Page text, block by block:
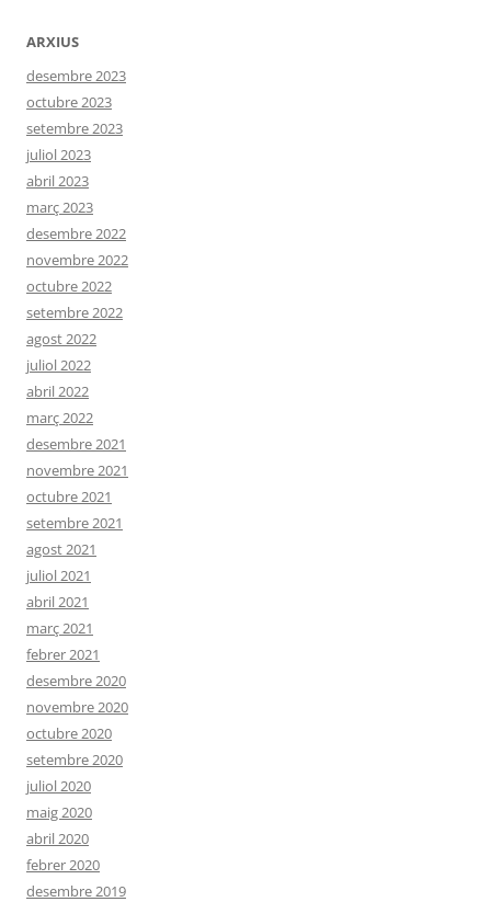
ARXIUS
desembre 2023
octubre 2023
setembre 2023
juliol 2023
abril 2023
març 2023
desembre 2022
novembre 2022
octubre 2022
setembre 2022
agost 2022
juliol 2022
abril 2022
març 2022
desembre 2021
novembre 2021
octubre 2021
setembre 2021
agost 2021
juliol 2021
abril 2021
març 2021
febrer 2021
desembre 2020
novembre 2020
octubre 2020
setembre 2020
juliol 2020
maig 2020
abril 2020
febrer 2020
desembre 2019
Treballa amb nosaltres